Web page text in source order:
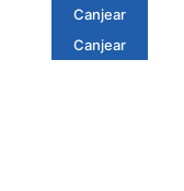
Canjear
Canjear